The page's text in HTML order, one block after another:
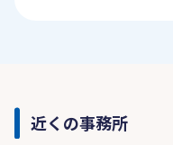
近くの事務所